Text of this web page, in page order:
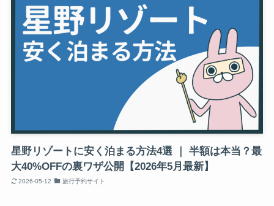
星野リゾートに安く泊まる方法4選 ｜ 半額は本当？最
大40%OFFの裏ワザ公開【2026年5月最新】
2026-05-12 旅行予約サイト